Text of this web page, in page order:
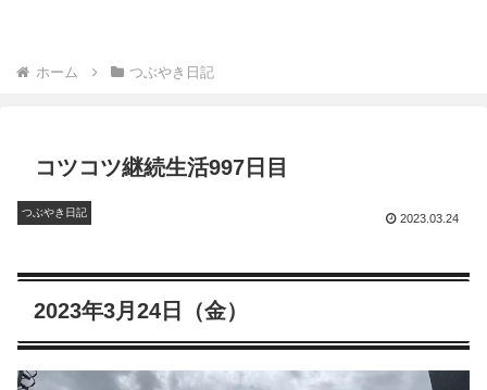
ホーム つぶやき日記
コツコツ継続生活997日目
つぶやき日記
2023.03.24
2023年3月24日（金）